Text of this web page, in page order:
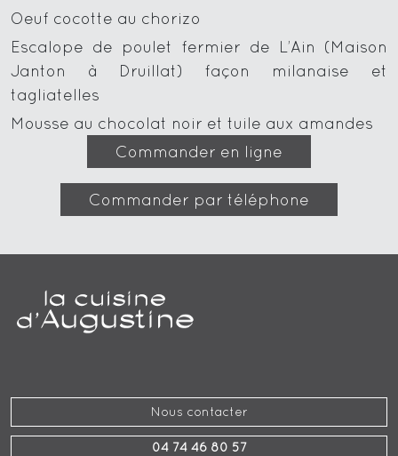
Oeuf cocotte au chorizo
Escalope de poulet fermier de L’Ain (Maison
Janton à Druillat) façon milanaise et
tagliatelles
Mousse au chocolat noir et tuile aux amandes
Commander en ligne
Commander par téléphone
Nous contacter
04 74 46 80 57